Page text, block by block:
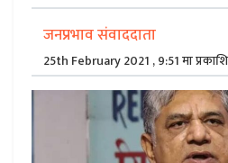
जनप्रभाव संवाददाता
25th February 2021 , 9:51 मा